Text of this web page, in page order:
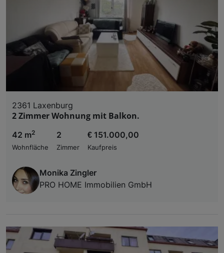
2361 Laxenburg
2 Zimmer Wohnung mit Balkon.
42 m2
Wohnfläche
2
Zimmer
€ 151.000,00
Kaufpreis
Monika Zingler
PRO HOME Immobilien GmbH